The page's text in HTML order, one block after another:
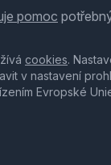
pomoc
cookies.
v nastavení
Evropské